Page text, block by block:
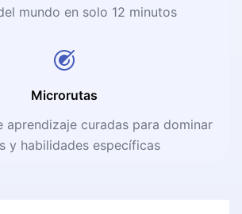
mundo en solo 12 minutos
Microrutas
aprendizaje curadas para dominar
y habilidades específicas